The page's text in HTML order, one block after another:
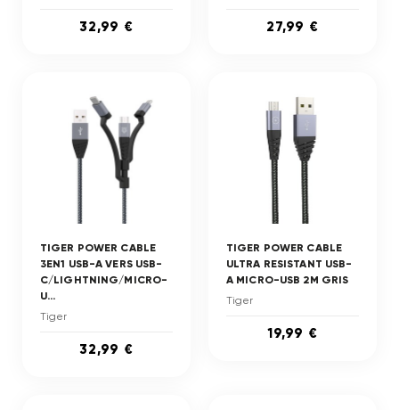
32,99 € 27,99 €
TIGER POWER CABLE
3EN1 USB-A VERS USB-
C/LIGHTNING/MICRO-
U...
Tiger
32,99 €
TIGER POWER CABLE
ULTRA RESISTANT USB-
A MICRO-USB 2M GRIS
Tiger
19,99 €